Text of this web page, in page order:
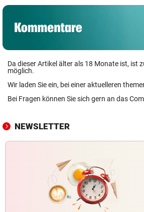
Da dieser Artikel älter als 18 Monate ist, ist
möglich.
Wir laden Sie ein, bei einer aktuelleren
Bei Fragen können Sie sich gern an das
NEWSLETTER